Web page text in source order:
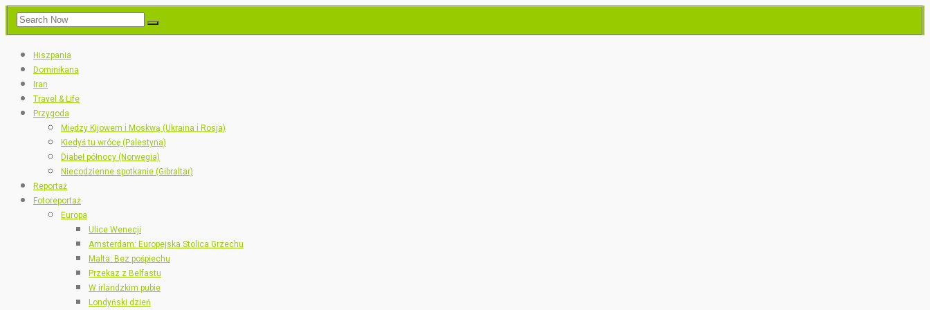
Hiszpania
Dominikana
Iran
Travel & Life
Przygoda
Między Kijowem i Moskwą (Ukraina i Rosja)
Kiedyś tu wrócę (Palestyna)
Diabeł północy (Norwegia)
Niecodzienne spotkanie (Gibraltar)
Reportaż
Fotoreportaż
Europa
Ulice Wenecji
Amsterdam: Europejska Stolica Grzechu
Malta: Bez pośpiechu
Przekaz z Belfastu
W irlandzkim pubie
Londyński dzień